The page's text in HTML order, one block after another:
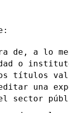
a lo
o
títulos
una
sector